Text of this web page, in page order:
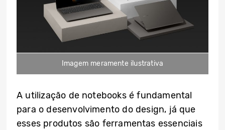
Imagem meramente ilustrativa
A utilização de notebooks é fundamental
para o desenvolvimento do design, já que
esses produtos são ferramentas essenciais